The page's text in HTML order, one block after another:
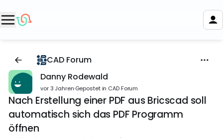
CAD Forum
Danny Rodewald
vor 3 Jahren·Gepostet in CAD Forum
Nach Erstellung einer PDF aus Bricscad soll
automatisch sich das PDF Programm
öffnen